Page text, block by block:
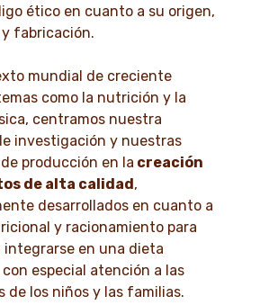
ético en cuanto a su origen,
fabricación.
mundial de creciente
como la nutrición y la
centramos nuestra
investigación y nuestras
producción en la creación
de alta calidad,
desarrollados en cuanto a
y racionamiento para
integrarse en una dieta
especial atención a las
de los niños y las familias.